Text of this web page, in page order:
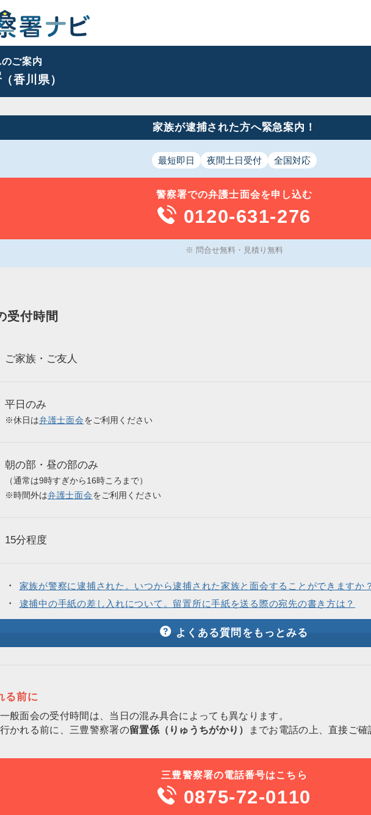
ご案内
（香川県）
家族が逮捕された方へ緊急案内！
最短即日 夜間土日受付 全国対応
警察署での弁護士面会を申し込む
0120-631-276
※ 問合せ無料・見積り無料
受付時間
ご家族・ご友人
平日のみ
※休日は弁護士面会をご利用ください
朝の部・昼の部のみ
（通常は9時すぎから16時ころまで）
※時間外は弁護士面会をご利用ください
15分程度
家族が警察に逮捕された。いつから逮捕された家族と面会することができますか？
逮捕中の手紙の差し入れについて。留置所に手紙を送る際の宛先の書き方は？
よくある質問をもっとみる
る前に
般面会の受付時間は、当日の混み具合によっても異なります。
かれる前に、三豊警察署の留置係（りゅうちがかり） までお電話の上、直接ご確
三豊警察署の電話番号はこちら
0875-72-0110